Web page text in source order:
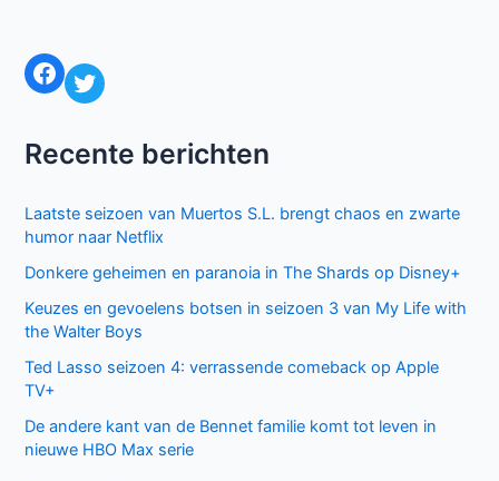
Facebook Twitter
Recente berichten
Laatste seizoen van Muertos S.L. brengt chaos en zwarte
humor naar Netflix
Donkere geheimen en paranoia in The Shards op Disney+
Keuzes en gevoelens botsen in seizoen 3 van My Life with
the Walter Boys
Ted Lasso seizoen 4: verrassende comeback op Apple
TV+
De andere kant van de Bennet familie komt tot leven in
nieuwe HBO Max serie